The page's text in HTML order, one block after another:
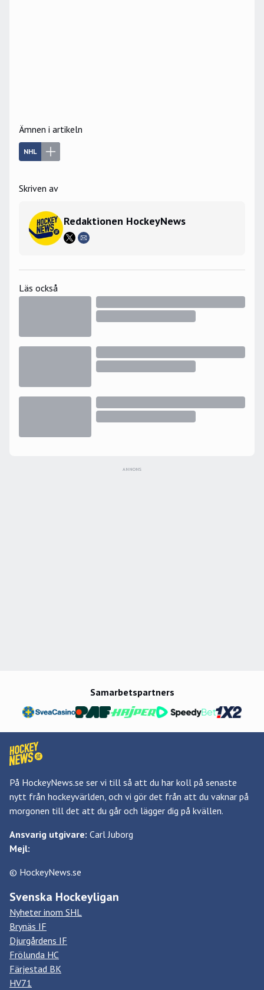
Ämnen i artikeln
NHL
Skriven av
Redaktionen HockeyNews
Läs också
ANNONS
Samarbetspartners
På HockeyNews.se ser vi till så att du har koll på senaste
nytt från hockeyvärlden, och vi gör det från att du vaknar på
morgonen till det att du går och lägger dig på kvällen.
Ansvarig utgivare: Carl Juborg
Mejl:
© HockeyNews.se
Svenska Hockeyligan
Nyheter inom SHL
Brynäs IF
Djurgårdens IF
Frölunda HC
Färjestad BK
HV71